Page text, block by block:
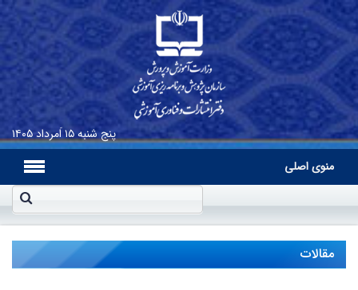
پنج شنبه۱۵ اَمرداد ۱۴۰۵
منوی اصلی
مقالات